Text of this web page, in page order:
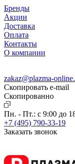
Бренды
Акции
Доставка
Оплата
Контакты
О компании
zakaz@plazma-
Скопировать e-mail
Cкопированно
Пн. - Пт.: с 9:00 до
+7 (495) 790-33-19
Заказать звонок